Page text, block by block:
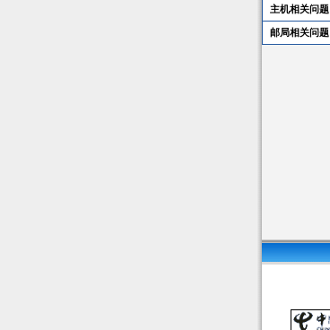
主机相关问题
邮局相关问题